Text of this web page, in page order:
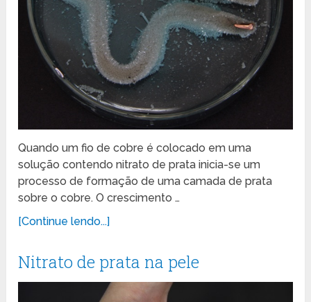
Quando um fio de cobre é colocado em uma
solução contendo nitrato de prata inicia-se um
processo de formação de uma camada de prata
sobre o cobre. O crescimento …
[Continue lendo...]
Nitrato de prata na pele